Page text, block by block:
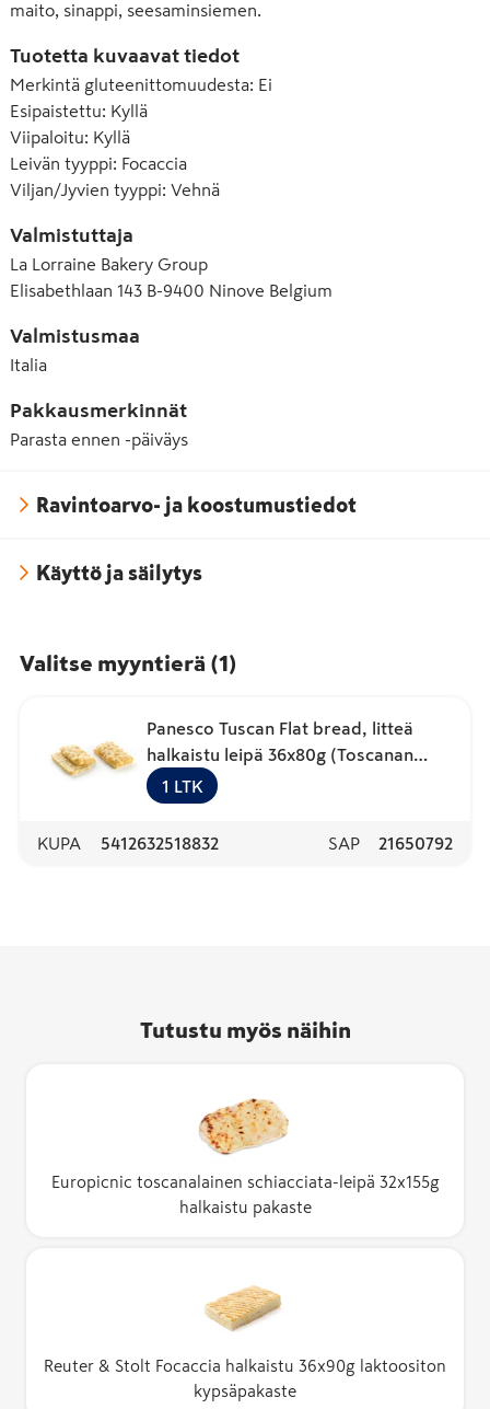
maito, sinappi, seesaminsiemen.
Tuotetta kuvaavat tiedot
Merkintä gluteenittomuudesta: Ei
Esipaistettu: Kyllä
Viipaloitu: Kyllä
Leivän tyyppi: Focaccia
Viljan/Jyvien tyyppi: Vehnä
Valmistuttaja
La Lorraine Bakery Group
Elisabethlaan 143 B-9400 Ninove Belgium
Valmistusmaa
Italia
Pakkausmerkinnät
Parasta ennen -päiväys
Ravintoarvo- ja koostumustiedot
Käyttö ja säilytys
Valitse myyntierä (1 )
Panesco Tuscan Flat bread, litteä
halkaistu leipä 36x80g (Toscanan
Focaccia) kypsä pakaste
1 LTK
KUPA 5412632518832 SAP 21650792
Tutustu myös näihin
Europicnic toscanalainen schiacciata-leipä 32x155g
halkaistu pakaste
Reuter & Stolt Focaccia halkaistu 36x90g laktoositon
kypsäpakaste